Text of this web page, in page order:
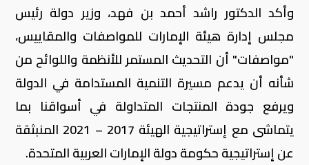
وأكد الدكتور راشد أحمد بن فهد، وزير دولة رئيس
مجلس إدارة هيئة الإمارات للمواصفات والمقاييس،
"مواصفات" أن التحديث المستمر للأنظمة واللوائح من
شأنه أن يدعم مسيرة التنمية المستدامة في الدولة
ويرفع جودة المنتجات المتداولة في أسواقنا بما
يتماشى مع إستراتيجية الهيئة 2017 – 2021 المنبثقة
عن إستراتيجية حكومة دولة الإمارات العربية المتحدة.